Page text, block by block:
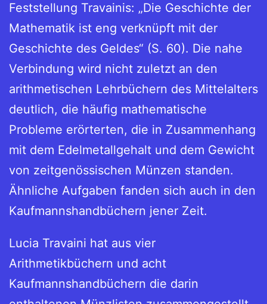
Feststellung Travainis: „Die Geschichte der
Mathematik ist eng verknüpft mit der
Geschichte des Geldes“ (S. 60). Die nahe
Verbindung wird nicht zuletzt an den
arithmetischen Lehrbüchern des Mittelalters
deutlich, die häufig mathematische
Probleme erörterten, die in Zusammenhang
mit dem Edelmetallgehalt und dem Gewicht
von zeitgenössischen Münzen standen.
Ähnliche Aufgaben fanden sich auch in den
Kaufmannshandbüchern jener Zeit.
Lucia Travaini hat aus vier
Arithmetikbüchern und acht
Kaufmannshandbüchern die darin